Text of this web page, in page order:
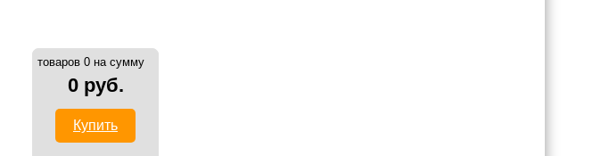
товаров 0 на сумму
0 руб.
Купить